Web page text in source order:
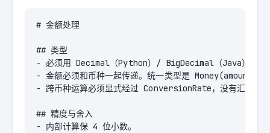
# 金额处理
## 类型
- 必须用 Decimal（Python）/ BigDecimal（Java），
- 金额必须和币种一起传递。统一类型是 Money(amount,
- 跨币种运算必须显式经过 ConversionRate，没有汇率上
## 精度与舍入
- 内部计算保 4 位小数。